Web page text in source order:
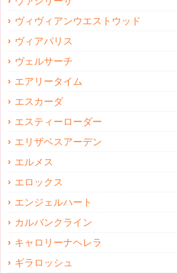
ヴィヴィアンウエストウッド
ヴィアパリス
ヴェルサーチ
エアリータイム
エスカーダ
エスティーローダー
エリザベスアーデン
エルメス
エロックス
エンジェルハート
カルバンクライン
キャロリーナヘレラ
ギラロッシュ